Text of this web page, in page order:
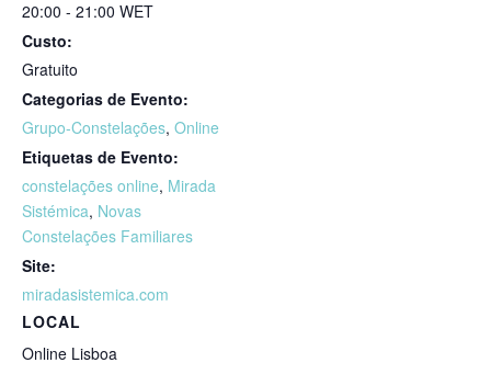
20:00 - 21:00 WET
Custo:
Gratuito
Categorias de Evento:
Grupo-Constelações, Online
Etiquetas de Evento:
constelações online, Mirada
Sistémica, Novas
Constelações Familiares
Site:
miradasistemica.com
LOCAL
Online Lisboa